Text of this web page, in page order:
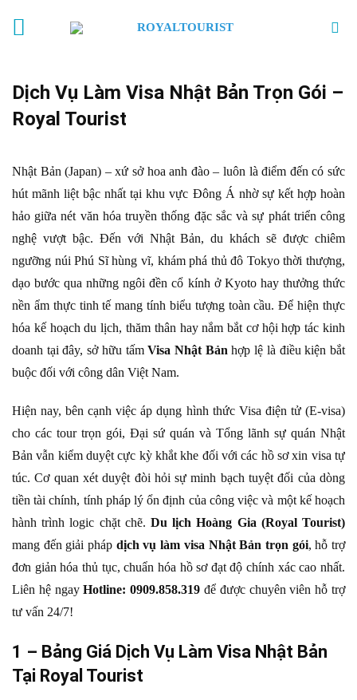
Dịch Vụ Làm Visa Nhật Bản Trọn Gói –
Royal Tourist
Nhật Bản (Japan) – xứ sở hoa anh đào – luôn là điểm đến có sức
hút mãnh liệt bậc nhất tại khu vực Đông Á nhờ sự kết hợp hoàn
hảo giữa nét văn hóa truyền thống đặc sắc và sự phát triển công
nghệ vượt bậc. Đến với Nhật Bản, du khách sẽ được chiêm
ngưỡng núi Phú Sĩ hùng vĩ, khám phá thủ đô Tokyo thời thượng,
dạo bước qua những ngôi đền cổ kính ở Kyoto hay thưởng thức
nền ẩm thực tinh tế mang tính biểu tượng toàn cầu. Để hiện thực
hóa kế hoạch du lịch, thăm thân hay nắm bắt cơ hội hợp tác kinh
doanh tại đây, sở hữu tấmVisa Nhật Bản hợp lệ là điều kiện bắt
buộc đối với công dân Việt Nam.
Hiện nay, bên cạnh việc áp dụng hình thức Visa điện tử (E-visa)
cho các tour trọn gói, Đại sứ quán và Tổng lãnh sự quán Nhật
Bản vẫn kiểm duyệt cực kỳ khắt khe đối với các hồ sơ xin visa tự
túc. Cơ quan xét duyệt đòi hỏi sự minh bạch tuyệt đối của dòng
tiền tài chính, tính pháp lý ổn định của công việc và một kế hoạch
hành trình logic chặt chẽ. Du lịch Hoàng Gia (Royal Tourist)
mang đến giải pháp dịch vụ làm visa Nhật Bản trọn gói, hỗ trợ
đơn giản hóa thủ tục, chuẩn hóa hồ sơ đạt độ chính xác cao nhất.
Liên hệ ngayHotline: 0909.858.319 để được chuyên viên hỗ trợ
tư vấn 24/7!
1 – Bảng Giá Dịch Vụ Làm Visa Nhật Bản
Tại Royal Tourist